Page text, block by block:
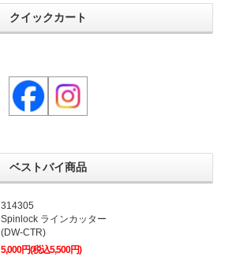
クイックカート
ベストバイ商品
314305
Spinlock ラインカッター
(DW-CTR)
5,000円(税込5,500円)